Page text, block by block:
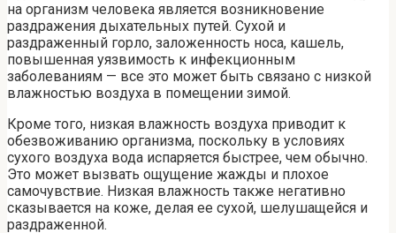
на организм человека является возникновение
раздражения дыхательных путей. Сухой и
раздраженный горло, заложенность носа, кашель,
повышенная уязвимость к инфекционным
заболеваниям — все это может быть связано с низкой
влажностью воздуха в помещении зимой.
Кроме того, низкая влажность воздуха приводит к
обезвоживанию организма, поскольку в условиях
сухого воздуха вода испаряется быстрее, чем обычно.
Это может вызвать ощущение жажды и плохое
самочувствие. Низкая влажность также негативно
сказывается на коже, делая ее сухой, шелушащейся и
раздраженной.